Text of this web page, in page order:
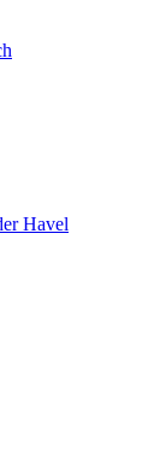
Havel